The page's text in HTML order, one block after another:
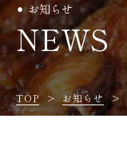
お知らせ
NEWS
TOP お知らせ